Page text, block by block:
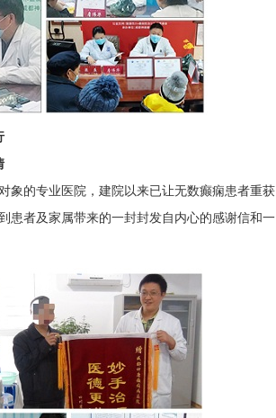
象的专业医院，建院以来已让无数癫痫患者重获
患者及家属带来的一封封发自内心的感谢信和一